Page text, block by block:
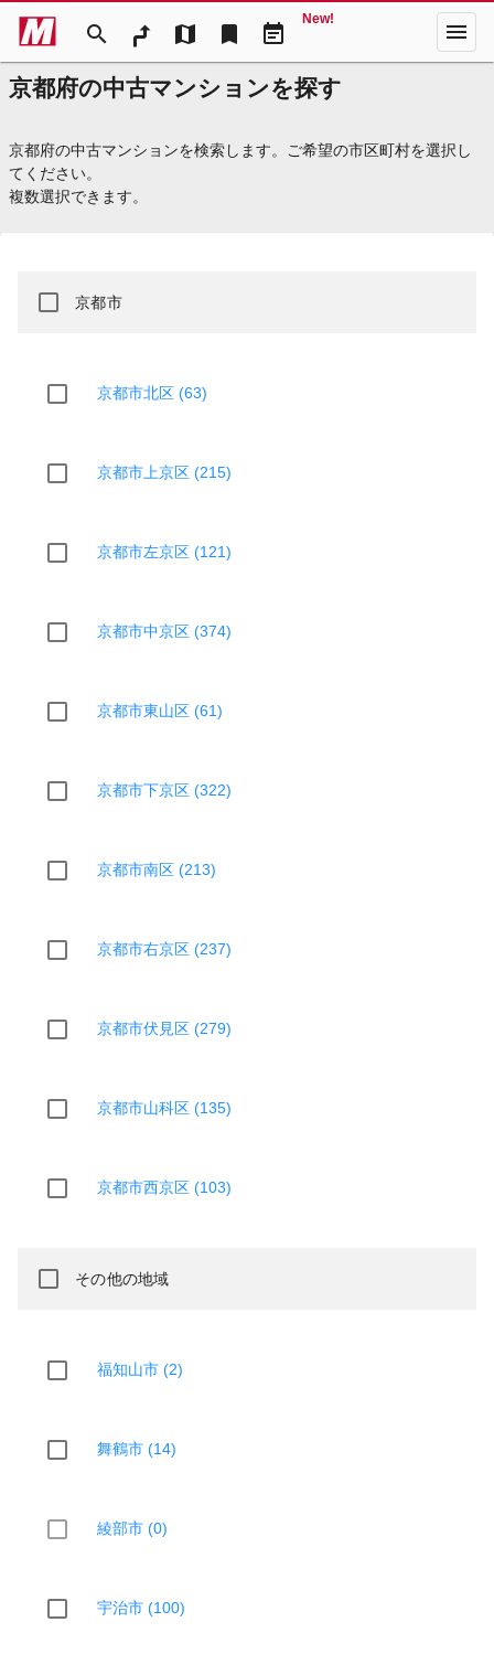
search map bookmark event_note
New! menu
京都府の中古マンションを探す
京都府の中古マンションを検索します。ご希望の市区町村を選択し
てください。
複数選択できます。
京都市
京都市北区 (63)
京都市上京区 (215)
京都市左京区 (121)
京都市中京区 (374)
京都市東山区 (61)
京都市下京区 (322)
京都市南区 (213)
京都市右京区 (237)
京都市伏見区 (279)
京都市山科区 (135)
京都市西京区 (103)
その他の地域
福知山市 (2)
舞鶴市 (14)
綾部市 (0)
宇治市 (100)